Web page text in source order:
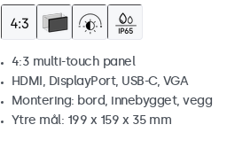
4:3 multi-touch panel
HDMI, DisplayPort, USB-C, VGA
Montering: bord, innebygget, vegg
Ytre mål: 199 x 159 x 35 mm